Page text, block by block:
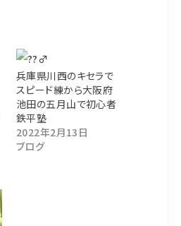
兵庫県川西のキセラで
スピード練から大阪府
池田の五月山で初心者
鉄平塾
2022年2月13日
ブログ